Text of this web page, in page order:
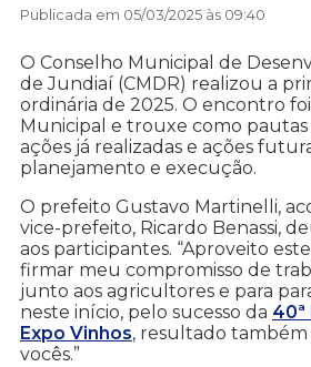
Publicada em 05/03/2025 às 09:40
O Conselho Municipal de
de Jundiaí (CMDR) realizou a
ordinária de 2025. O encontro
Municipal e trouxe como pautas
ações já realizadas e ações
planejamento e execução.
O prefeito Gustavo Martinelli,
vice-prefeito, Ricardo Benassi,
aos participantes. “Aproveito
firmar meu compromisso de
junto aos agricultores e para
neste início, pelo sucesso da 40ª
Expo Vinhos, resultado também
vocês.”